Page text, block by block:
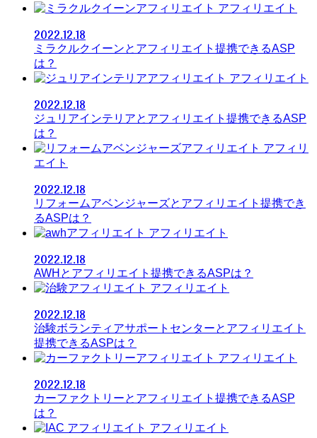
アフィリエイト
2022.12.18
ミラクルクイーンとアフィリエイト提携できるASP
は？
アフィリエイト
2022.12.18
ジュリアインテリアとアフィリエイト提携できるASP
は？
アフィリ
エイト
2022.12.18
リフォームアベンジャーズとアフィリエイト提携でき
るASPは？
アフィリエイト
2022.12.18
AWHとアフィリエイト提携できるASPは？
アフィリエイト
2022.12.18
治験ボランティアサポートセンターとアフィリエイト
提携できるASPは？
アフィリエイト
2022.12.18
カーファクトリーとアフィリエイト提携できるASP
は？
アフィリエイト